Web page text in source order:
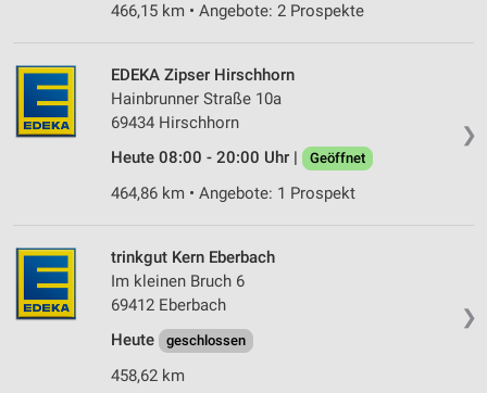
466,15 km • Angebote: 2 Prospekte
❯
EDEKA Zipser Hirschhorn
Hainbrunner Straße 10a
69434 Hirschhorn
Heute 08:00 - 20:00 Uhr |
Geöffnet
464,86 km • Angebote: 1 Prospekt
❯
trinkgut Kern Eberbach
Im kleinen Bruch 6
69412 Eberbach
Heute
geschlossen
458,62 km